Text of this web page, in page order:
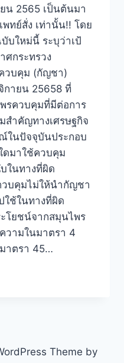
ยน 2565 เป็นต้นมา
พทย์สั่ง เท่านั้น!! โดย
บใหม่นี้ ระบุว่าเป้
ศกระทรวง
วบคุม (กัญชา)
กายน 25658 ที่
รควบคุมที่มีต่อการ
สำคัญทางเศรษฐกิจ
ในปัจจุบันประกอบ
ดมาใช้ควบคุม
ในทางที่ผิด
วบคุมไม่ให้นำกัญชา
ใช้ในทางที่ผิด
โยชน์จากสมุนไพร
วามในมาตรา 4
าตรา 45…
Theme by